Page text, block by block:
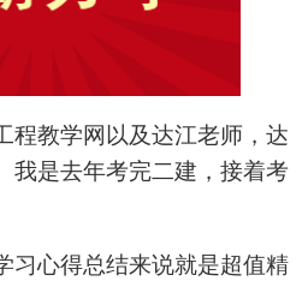
教学网以及达江老师，达
我是去年考完二建，接着考
心得总结来说就是超值精